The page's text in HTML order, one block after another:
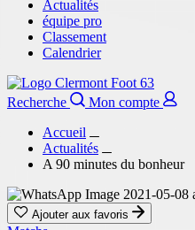
Actualités
équipe pro
Classement
Calendrier
Recherche
Mon compte
Accueil
Actualités
A 90 minutes du bonheur
Ajouter aux favoris